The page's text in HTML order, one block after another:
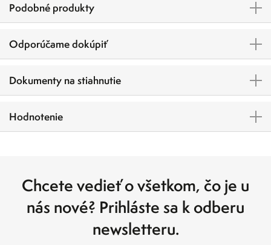
Podobné produkty
Odporúčame dokúpiť
Dokumenty na stiahnutie
Hodnotenie
Chcete vedieť o všetkom, čo je u
nás nové? Prihláste sa k odberu
newsletteru.